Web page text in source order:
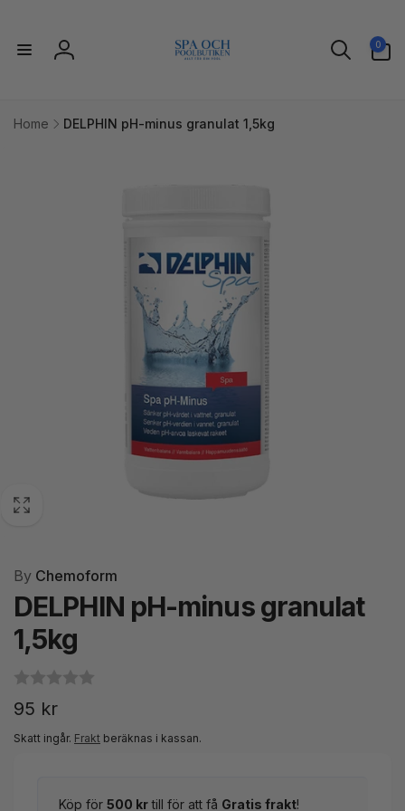
innehåll
Logga
0
artiklar
Home
DELPHIN pH-minus granulat 1,5kg
By Chemoform
DELPHIN pH-minus granulat
1,5kg
Ordinarie
pris
95 kr
Skatt ingår. Frakt beräknas i kassan.
Köp för 500 krtill för att få Gratis frakt!